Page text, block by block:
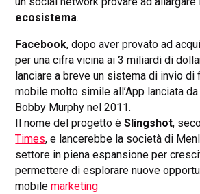
ecosistema.
Facebook, dopo aver provato ad
per una cifra vicina ai 3 miliardi di
lanciare a breve un sistema di invio
mobile molto simile all’App lanciata
Bobby Murphy nel 2011.
Il nome del progetto èSlingshot,
Times, e lancerebbe la società di
settore in piena espansione per
permettere di esplorare nuove
mobilemarketing